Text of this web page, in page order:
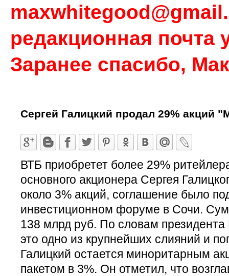
редакционная почта
Заранее спасибо,
Сергей Галицкий продал 29% акций
ВТБ приобретет более 29%
основного акционера Сергея
около 3% акций, соглашение было
инвестиционном форуме в Сочи.
138 млрд руб. По словам
это одно из крупнейших слияний и
Галицкий остается миноритарным
пакетом в 3%. Он отметил, что